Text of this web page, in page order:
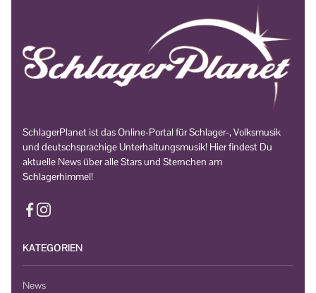
SchlagerPlanet ist das Online-Portal für Schlager-, Volksmusik
und deutschsprachige Unterhaltungsmusik! Hier findest Du
aktuelle News über alle Stars und Sternchen am
Schlagerhimmel!
KATEGORIEN
News